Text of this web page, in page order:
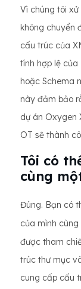
Vì chúng tôi
không chuyển
cấu trúc của
tính hợp lệ
hoặc Schema
này đảm bảo
dự án Oxygen
OT sẽ thành
Tôi có
cùng
Đúng. Bạn có
của mình
được tham
trúc thư mục
cung cấp cấu